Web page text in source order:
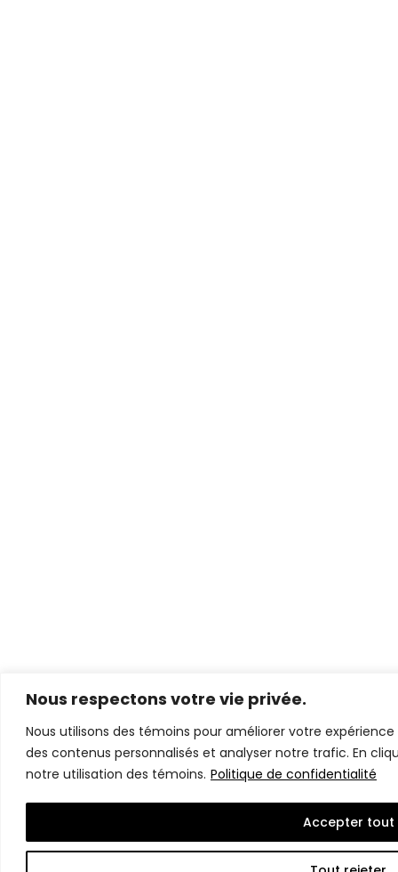
Nous respectons votre vie privée.
Nous utilisons des témoins pour améliorer votre
des contenus personnalisés et analyser notre trafic. En
notre utilisation des témoins. Politique de confidentialité
Accepter tout